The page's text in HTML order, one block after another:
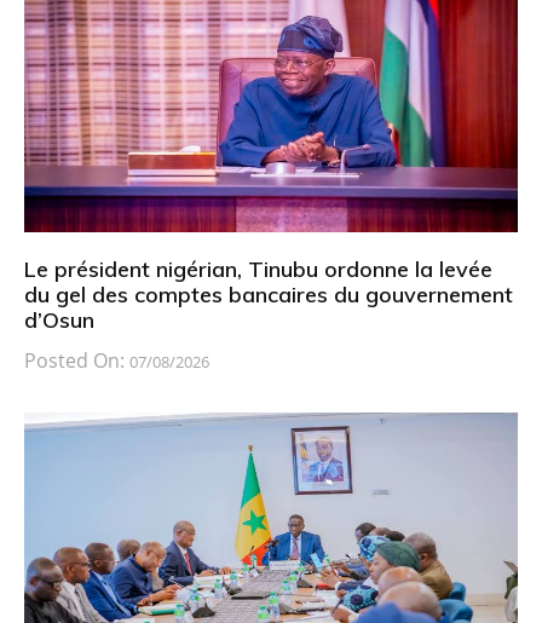
Le président nigérian, Tinubu ordonne la levée
du gel des comptes bancaires du gouvernement
d’Osun
Posted On: 07/08/2026